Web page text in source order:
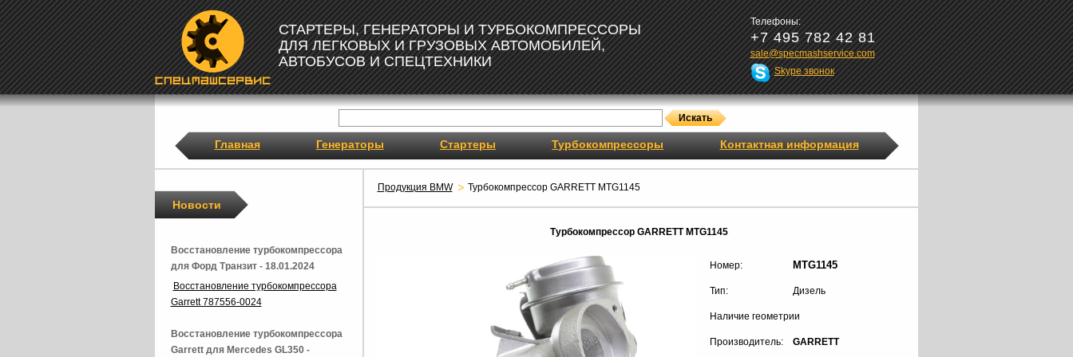
СТАРТЕРЫ, ГЕНЕРАТОРЫ И ТУРБОКОМПРЕССОРЫ
ДЛЯ ЛЕГКОВЫХ И ГРУЗОВЫХ АВТОМОБИЛЕЙ,
АВТОБУСОВ И СПЕЦТЕХНИКИ
Телефоны:
+7 495 782 42 81
sale@specmashservice.com
Skype звонок
Главная Генераторы Стартеры Турбокомпрессоры Контактная информация
Продукция BMW Турбокомпрессор GARRETT MTG1145
Турбокомпрессор GARRETT MTG1145
Номер: MTG1145
Тип: Дизель
Наличие геометрии
Производитель: GARRETT
Новости
Восстановление турбокомпрессора
для Форд Транзит - 18.01.2024
Восстановление турбокомпрессора
Garrett 787556-0024
Восстановление турбокомпрессора
Garrett для Mercedes GL350 -